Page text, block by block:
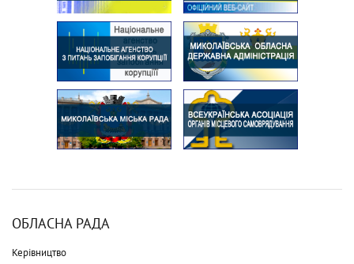
ОБЛАСНА РАДА
Керівництво